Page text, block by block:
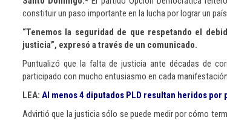
constituir un paso importante en la lucha por lograr un
“Tenemos la seguridad de que respetando el
justicia”, expresó a través de un comunicado.
Puntualizó que la falta de justicia ante décadas de
participado con mucho entusiasmo en cada
LEA: Al menos 4 diputados PLD resultan heridos
Advirtió que la justicia sólo se puede medir por cómo